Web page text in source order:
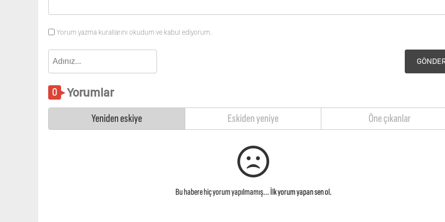
Yorum yazma kurallarını okudum ve kabul ediyorum.
Yorumlar
Yeniden eskiye Eskiden yeniye Öne çıkanlar
Bu habere hiç yorum yapılmamış... İlk yorum yapan sen ol.